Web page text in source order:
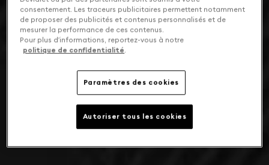
consentement. Les traceurs publicitaires permettent notamment
de proposer des publicités et contenus personnalisés et de
mesurer la performance de ces contenus.
Pour plus d’informations, reportez-vous à notre
politique de confidentialité.
Paramètres des cookies
Autoriser tous les cookies